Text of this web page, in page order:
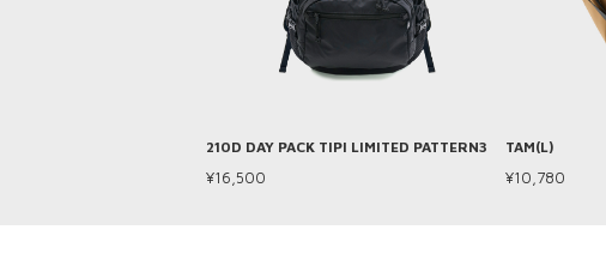
210D DAY PACK TIPI LIMITED PATTERN3
¥16,500
TAM(L)
¥10,780